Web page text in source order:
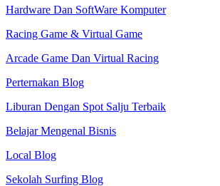
Hardware Dan SoftWare Komputer
Racing Game & Virtual Game
Arcade Game Dan Virtual Racing
Perternakan Blog
Liburan Dengan Spot Salju Terbaik
Belajar Mengenal Bisnis
Local Blog
Sekolah Surfing Blog